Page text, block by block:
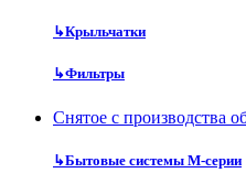
↳Крыльчатки
↳Фильтры
Снятое с производства
↳Бытовые системы M-серии